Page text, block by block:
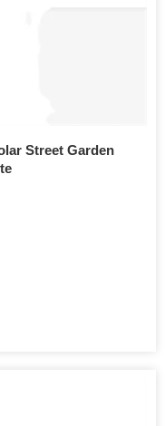
Street Garden